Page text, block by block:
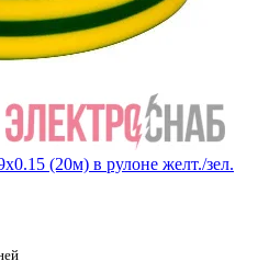
(20м) в рулоне желт./зел.